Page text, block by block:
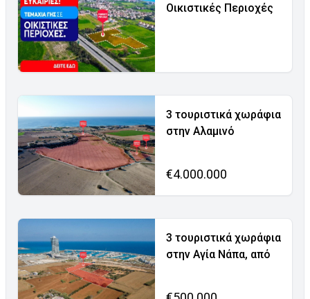
Οικιστικές Περιοχές
3 τουριστικά χωράφια
στην Αλαμινό
€4.000.000
3 τουριστικά χωράφια
στην Αγία Νάπα, από